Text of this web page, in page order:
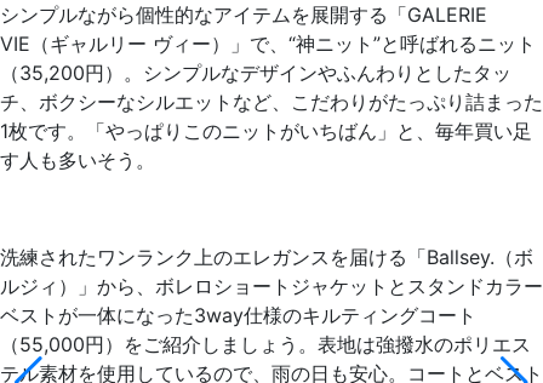
シンプルながら個性的なアイテムを展開する「GALERIE
VIE（ギャルリー ヴィー）」で、“神ニット”と呼ばれるニット
（35,200円）。シンプルなデザインやふんわりとしたタッ
チ、ボクシーなシルエットなど、こだわりがたっぷり詰まった
1枚です。「やっぱりこのニットがいちばん」と、毎年買い足
す人も多いそう。
洗練されたワンランク上のエレガンスを届ける「Ballsey.（ボ
ルジィ）」から、ボレロショートジャケットとスタンドカラー
ベストが一体になった3way仕様のキルティングコート
（55,000円）をご紹介しましょう。表地は強撥水のポリエス
テル素材を使用しているので、雨の日も安心。コートとベスト